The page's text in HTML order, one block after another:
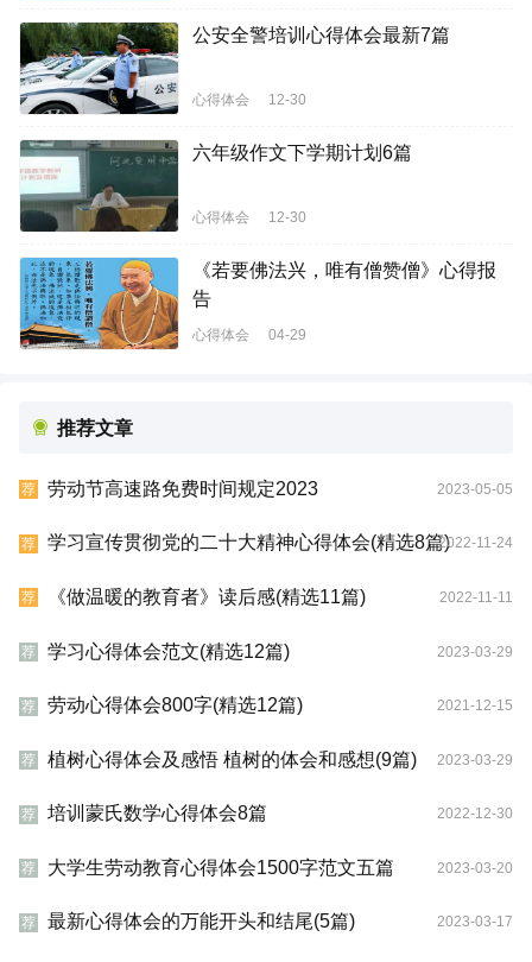
公安全警培训心得体会最新7篇
心得体会 12-30
六年级作文下学期计划6篇
心得体会 12-30
《若要佛法兴，唯有僧赞僧》心得报
告
心得体会 04-29
推荐文章
荐 劳动节高速路免费时间规定2023 2023-05-05
荐 学习宣传贯彻党的二十大精神心得体会(精选8篇)2022-11-24
荐 《做温暖的教育者》读后感(精选11篇) 2022-11-11
荐 学习心得体会范文(精选12篇) 2023-03-29
荐 劳动心得体会800字(精选12篇) 2021-12-15
荐 植树心得体会及感悟 植树的体会和感想(9篇) 2023-03-29
荐 培训蒙氏数学心得体会8篇 2022-12-30
荐 大学生劳动教育心得体会1500字范文五篇 2023-03-20
荐 最新心得体会的万能开头和结尾(5篇) 2023-03-17